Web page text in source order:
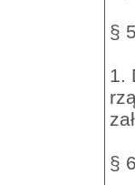
§ 5
1.
§ 6